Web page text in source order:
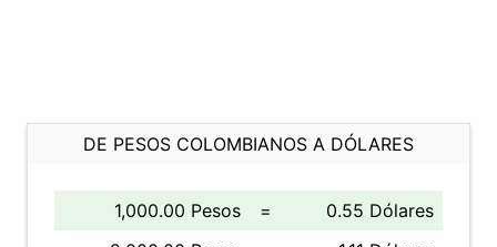
DE PESOS COLOMBIANOS A DÓLARES
1,000.00 Pesos =
0.55 Dólares